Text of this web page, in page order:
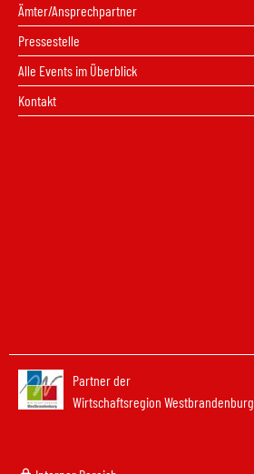
Ämter/Ansprechpartner
Pressestelle
Alle Events im Überblick
Kontakt
Partner der
Wirtschaftsregion Westbrandenburg